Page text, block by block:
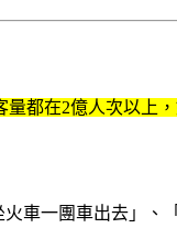
量都在2億人次以上
車一團車出去」、